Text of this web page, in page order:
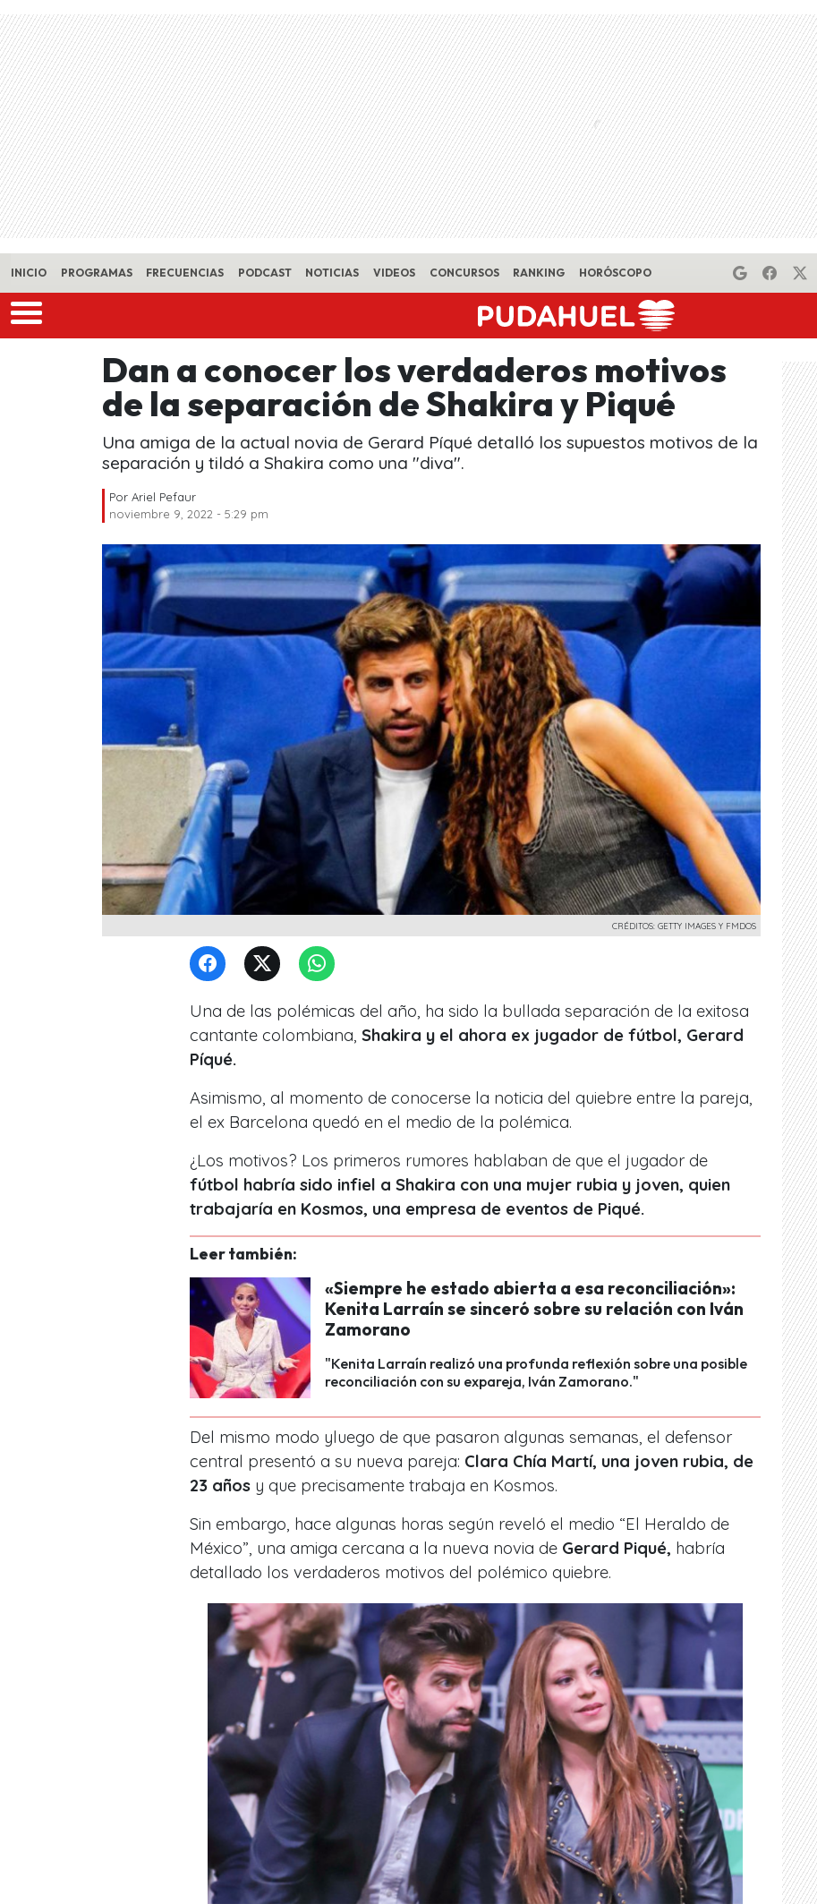
Skip to main content
INICIO PROGRAMAS FRECUENCIAS PODCAST NOTICIAS VIDEOS CONCURSOS RANKING HORÓSCOPO
Dan a conocer los verdaderos motivos
de la separación de Shakira y Piqué
Una amiga de la actual novia de Gerard Píqué detalló los supuestos motivos de la
separación y tildó a Shakira como una "diva".
Por Ariel Pefaur
noviembre 9, 2022 - 5:29 pm
CRÉDITOS: GETTY IMAGES Y FMDOS
Una de las polémicas del año, ha sido la bullada separación de la exitosa
cantante colombiana, Shakira y el ahora ex jugador de fútbol, Gerard
Píqué.
Asimismo, al momento de conocerse la noticia del quiebre entre la pareja,
el ex Barcelona quedó en el medio de la polémica.
¿Los motivos? Los primeros rumores hablaban de que el jugador de
fútbol habría sido infiel a Shakira con una mujer rubia y joven, quien
trabajaría en Kosmos, una empresa de eventos de Piqué.
Leer también:
«Siempre he estado abierta a esa reconciliación»:
Kenita Larraín se sinceró sobre su relación con Iván
Zamorano
"Kenita Larraín realizó una profunda reflexión sobre una posible
reconciliación con su expareja, Iván Zamorano."
Del mismo modo yluego de que pasaron algunas semanas, el defensor
central presentó a su nueva pareja: Clara Chía Martí, una joven rubia, de
23 años y que precisamente trabaja en Kosmos.
Sin embargo, hace algunas horas según reveló el medio “El Heraldo de
México”, una amiga cercana a la nueva novia de Gerard Piqué, habría
detallado los verdaderos motivos del polémico quiebre.